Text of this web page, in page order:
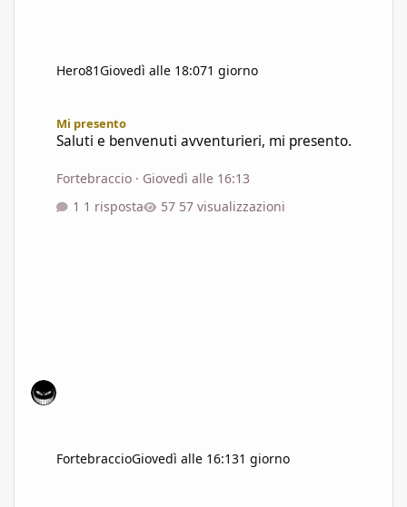
Hero81 Giovedì alle 18:071 giorno
Mi presento
Saluti e benvenuti avventurieri, mi presento.
Fortebraccio · Giovedì alle 16:13
1 risposta
57 visualizzazioni
FortebraccioGiovedì alle 16:131 giorno